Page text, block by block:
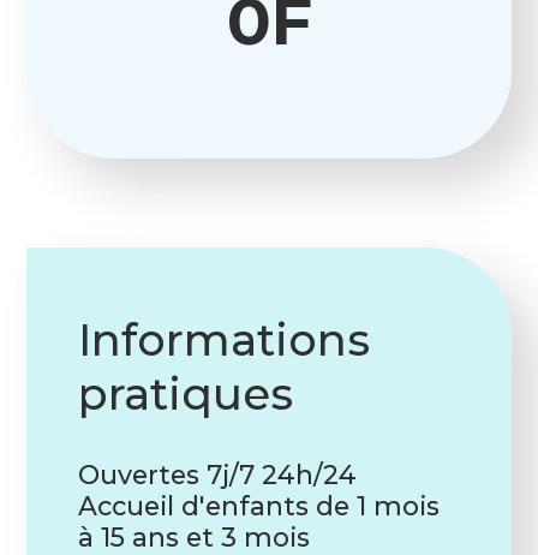
0F
Informations
pratiques
Ouvertes 7j/7 24h/24
Accueil d'enfants de 1 mois
à 15 ans et 3 mois